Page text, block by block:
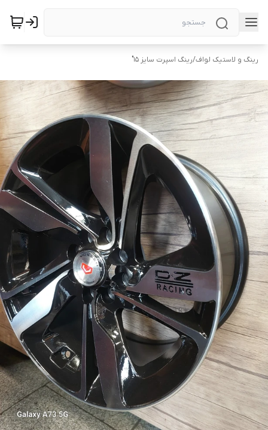
رینگ و لاستیک لواف/رینگ اسپرت سایز ۱۵"